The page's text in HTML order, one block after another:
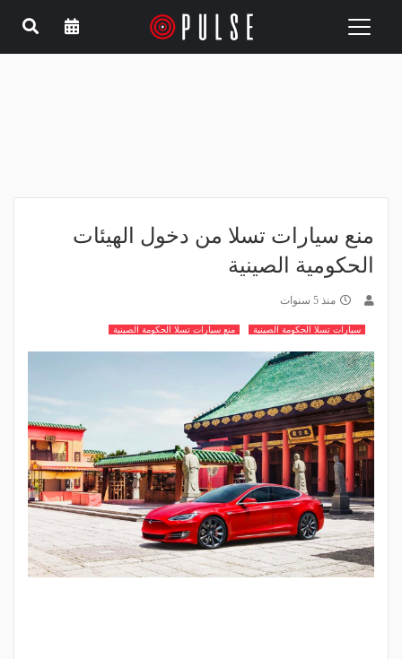
Toggle
منع سيارات تسلا من دخول الهيئات
الحكومية الصينية
منذ 5 سنوات
سيارات تسلا الحكومة الصينية منع سيارات تسلا الحكومة الصينية